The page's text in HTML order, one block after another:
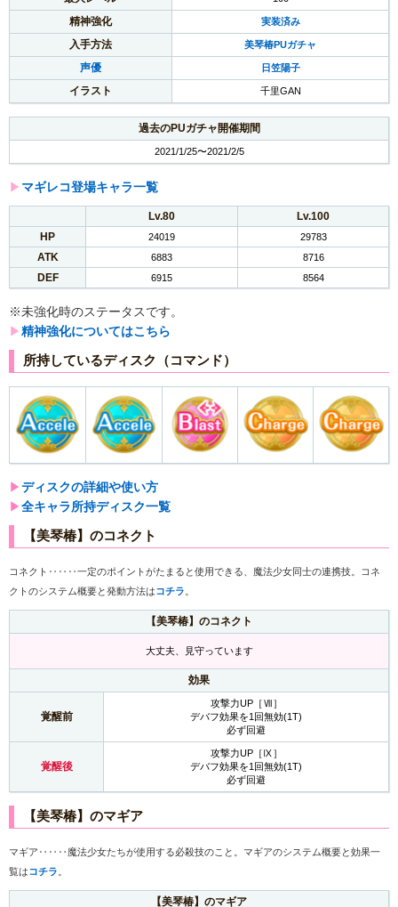
精神強化 実装済み
入手方法 美琴椿PUガチャ
声優 日笠陽子
イラスト 千里GAN
過去のPUガチャ開催期間
2021/1/25〜2021/2/5
▶︎ マギレコ登場キャラ一覧
Lv.80
Lv.100
HP
24019 29783
ATK 6883 8716
DEF 6915 8564
※未強化時のステータスです。
▶︎精神強化についてはこちら
所持しているディスク（コマンド）
▶︎ディスクの詳細や使い方
▶︎全キャラ所持ディスク一覧
【美琴椿】のコネクト
コネクト‥‥‥一定のポイントがたまると使用できる、魔法少女同士の連携技。コネ
クトのシステム概要と発動方法はコチラ
【美琴椿】のコネクト
大丈夫、見守っています
効果
覚醒前
攻撃力UP［Ⅶ］
デバフ効果を1回無効(1T)
必ず回避
覚醒後
攻撃力UP［Ⅸ］
デバフ効果を1回無効(1T)
必ず回避
【美琴椿】のマギア
マギア‥‥‥魔法少女たちが使用する必殺技のこと。マギアのシステム概要と効果一
覧はコチラ
【美琴椿】のマギア